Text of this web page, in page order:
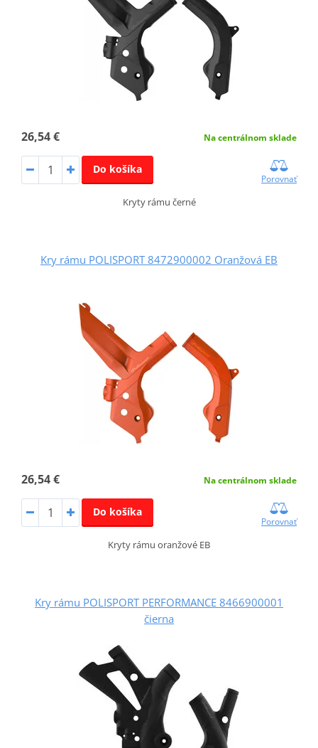
26,54 € Na centrálnom sklade
Do košíka
Porovnať
Kryty rámu černé
Kry rámu POLISPORT 8472900002 Oranžová EB
26,54 € Na centrálnom sklade
Do košíka
Porovnať
Kryty rámu oranžové EB
Kry rámu POLISPORT PERFORMANCE 8466900001
čierna